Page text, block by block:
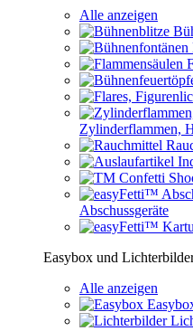
Alle anzeigen
Zylinderflammen,
Abschussgeräte
Easybox und
Alle anzeigen